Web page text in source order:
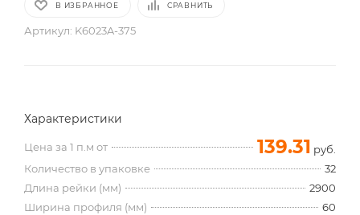
В ИЗБРАННОЕ СРАВНИТЬ
Артикул: K6023A-375
Характеристики
Цена за 1 п.м от 139.31 руб.
Количество в упаковке
32
Длина рейки (мм)
2900
Ширина профиля (мм)
60